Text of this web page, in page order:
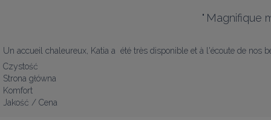
" Magnifique
Un accueil chaleureux, Katia a  été très disponible et à l'écoute de
Czystość
Strona główna
Komfort
Jakość / Cena